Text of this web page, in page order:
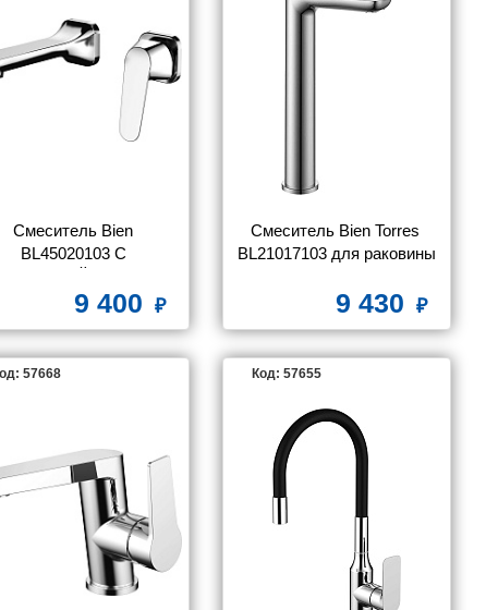
Смеситель Bien
BL45020103 С
для раковины
9 400
Смеситель Bien Torres
BL21017103 для раковины
9 430
57668 Код: 57655